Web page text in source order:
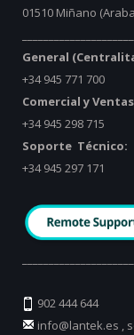
01510 Miñano
General
+34 945 771 700
Comercial y
+34 945 298 715
Soporte Técnico:
+34 945 297 171
902 444 644
info@lantek.es